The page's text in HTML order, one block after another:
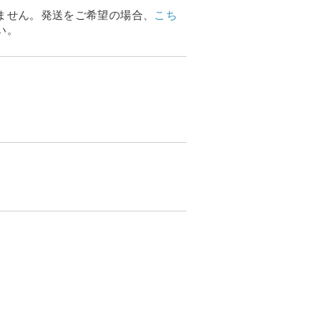
ん。発送をご希望の場合、 こち